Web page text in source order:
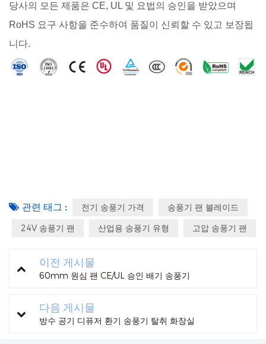
당사의 모든 제품은 CE, UL 및 요법의 승인을 받았으며
RoHS 요구 사항을 준수하여 품질이 신뢰할 수 있고 보장됩
니다.
관련 태그 : 전기 송풍기 가격 송풍기 팬 블레이드
24V 송풍기 팬 산업용 송풍기 유형 고압 송풍기 팬
이전 게시물
60mm 원심 팬 CE/UL 승인 배기 송풍기
다음 게시물
방수 공기 디퓨저 환기 송풍기 탈취 화장실